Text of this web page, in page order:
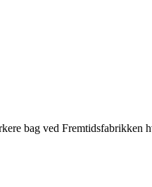
bag ved Fremtidsfabrikken